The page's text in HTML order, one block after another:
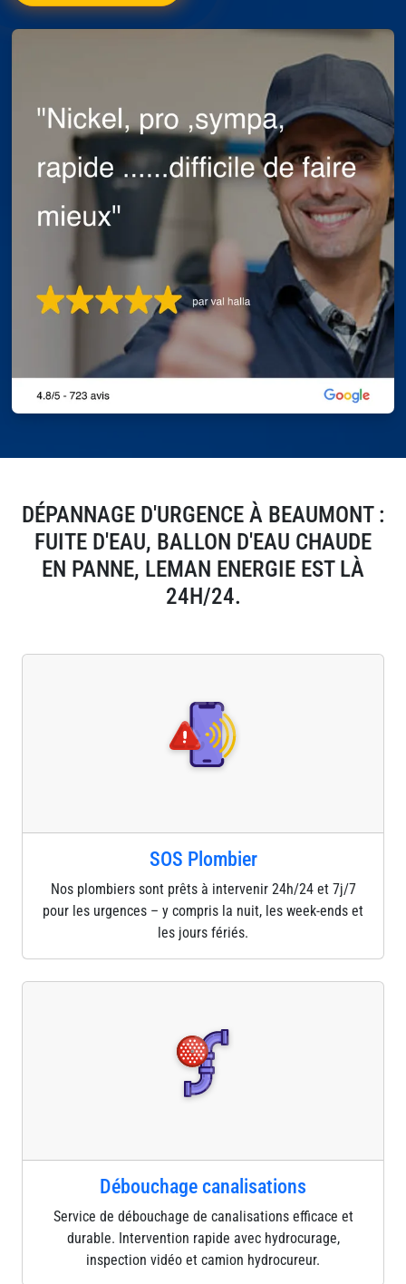
DÉPANNAGE D'URGENCE À BEAUMONT :
FUITE D'EAU, BALLON D'EAU CHAUDE
EN PANNE, LEMAN ENERGIE EST LÀ
24H/24.
SOS Plombier
Nos plombiers sont prêts à intervenir 24h/24 et 7j/7
pour les urgences – y compris la nuit, les week-ends et
les jours fériés.
Débouchage canalisations
Service de débouchage de canalisations efficace et
durable. Intervention rapide avec hydrocurage,
inspection vidéo et camion hydrocureur.